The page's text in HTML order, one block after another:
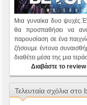
Μια γυναίκα δυο
θα προσπαθήσει να
παρουσίαση σε ένα
ζήσουμε έντονα
διαθέτει μέσα της μια
Διαβάστε το review
Τελευταία σχόλια στο